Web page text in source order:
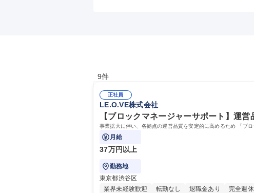
9件
正社員
LE.O.VE株式会社
【ブロックマネージャーサポート】運
事業拡大に伴い、各拠点の運営品質を安定的に高めるため 「ブ
月給
37万円以上
勤務地
東京都渋谷区
業界未経験歓迎
転勤なし 退職金あり 完全週